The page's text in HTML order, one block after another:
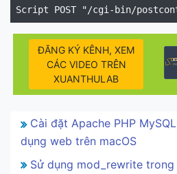
ĐĂNG KÝ KÊNH, XEM
CÁC VIDEO TRÊN
XUANTHULAB
Cài đặt Apache PHP
dụng web trên macOS
Sử dụng mod_rewrite